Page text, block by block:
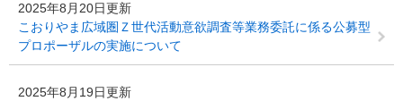
2025年8月20日更新
こおりやま広域圏Ｚ世代活動意欲調査等業務委託に係る公募型
プロポーザルの実施について
2025年8月19日更新